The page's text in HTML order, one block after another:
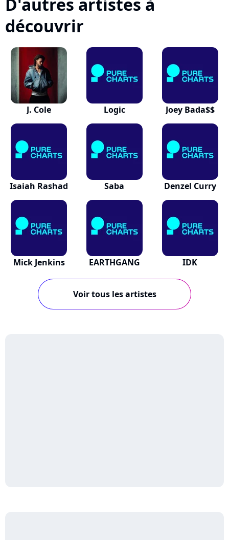
découvrir
J. Cole Logic Joey Bada$$
Isaiah Rashad Saba Denzel Curry
Mick Jenkins EARTHGANG IDK
Voir tous les artistes